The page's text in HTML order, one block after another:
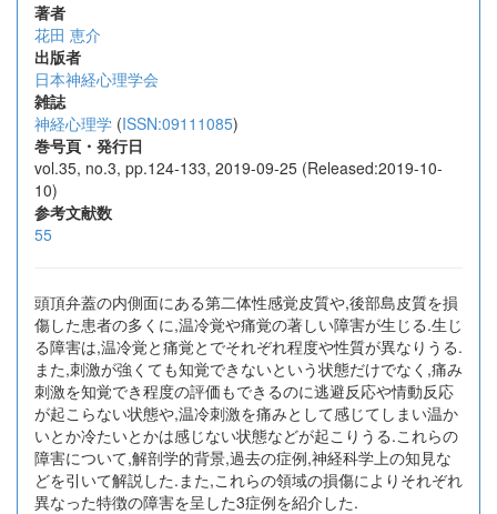
著者
花田 恵介
出版者
日本神経心理学会
雑誌
神経心理学 (ISSN:09111085)
巻号頁・発行日
vol.35, no.3, pp.124-133, 2019-09-25 (Released:2019-10-
10)
参考文献数
55
頭頂弁蓋の内側面にある第二体性感覚皮質や,後部島皮質を損
傷した患者の多くに,温冷覚や痛覚の著しい障害が生じる.生じ
る障害は,温冷覚と痛覚とでそれぞれ程度や性質が異なりうる.
また,刺激が強くても知覚できないという状態だけでなく,痛み
刺激を知覚でき程度の評価もできるのに逃避反応や情動反応
が起こらない状態や,温冷刺激を痛みとして感じてしまい温か
いとか冷たいとかは感じない状態などが起こりうる.これらの
障害について,解剖学的背景,過去の症例,神経科学上の知見な
どを引いて解説した.また,これらの領域の損傷によりそれぞれ
異なった特徴の障害を呈した3症例を紹介した.